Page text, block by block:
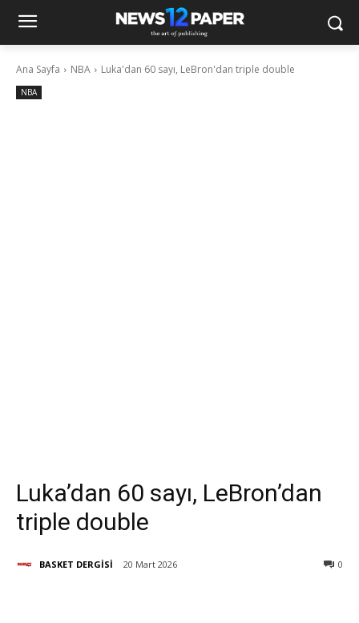
Ana Sayfa NBA Luka'dan 60 sayı, LeBron'dan triple double
NBA
Luka’dan 60 sayı, LeBron’dan
triple double
BASKET DERGİSİ 20 Mart 2026 0